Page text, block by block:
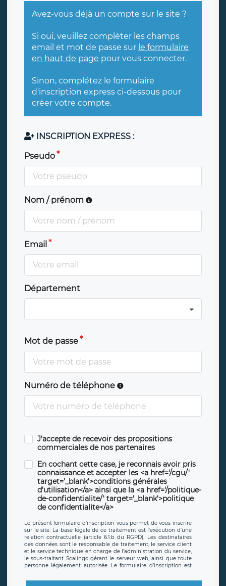
Avez-vous déjà un compte sur le site ?
Si oui, veuillez compléter les champs
email et mot de passe sur le formulaire
en haut de page pour vous connecter.
Sinon, complétez le formulaire
d'inscription express ci-dessous pour
créer votre compte.
INSCRIPTION EXPRESS :
Pseudo
Nom / prénom
Email
Département
Mot de passe
Numéro de téléphone
J'accepte de recevoir des propositions
commerciales de nos partenaires
En cochant cette case, je reconnais avoir pris
connaissance et accepter les <a href='/cgu/'
target='_blank'>conditions générales
d'utilisation</a> ainsi que la <a href='/politique-
de-confidentialite/' target='_blank'>politique
de confidentialite</a>
Le présent formulaire d’inscription vous permet de vous inscrire
sur le site. La base légale de ce traitement est l’exécution d’une
relation contractuelle (article 6.1.b du RGPD). Les destinataires
des données sont le responsable de traitement, le service client
et le service technique en charge de l’administration du service,
le sous-traitant Scalingo gérant le serveur web, ainsi que toute
personne légalement autorisée. Le formulaire d’inscription est
offrant desclauses de protection conformes au RGPD. Les